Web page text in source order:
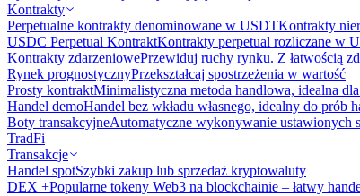
Kontrakty
Perpetualne kontrakty denominowane w USDTKontrakty
USDC Perpetual KontraktKontrakty perpetual rozliczane w
Kontrakty zdarzeniowePrzewiduj ruchy rynku. Z łatwością
Rynek prognostyczny​​Przekształcaj spostrzeżenia w wartość
Prosty kontraktMinimalistyczna metoda handlowa, idealna
Handel demoHandel bez wkładu własnego, idealny do prób
Boty transakcyjneAutomatyczne wykonywanie ustawionych
TradFi
Transakcje
Handel spotSzybki zakup lub sprzedaż kryptowaluty
DEX +Popularne tokeny Web3 na blockchainie – łatwy